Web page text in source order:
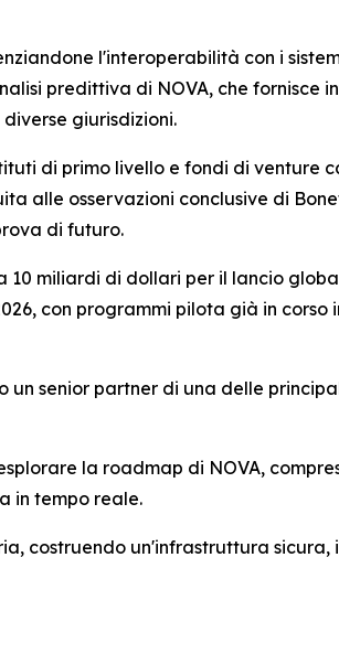
l'interoperabilità con i
predittiva di NOVA, che fornisce
giurisdizioni.
di primo livello e fondi di venture
alle osservazioni conclusive di
di futuro.
miliardi di dollari per il lancio
con programmi pilota già in corso
senior partner di una delle
la roadmap di NOVA,
in tempo reale.
costruendo un'infrastruttura sicura,